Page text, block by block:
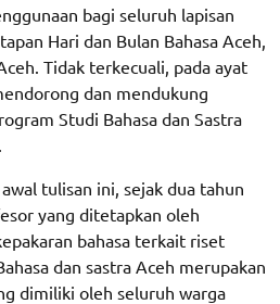
bagi seluruh lapisan
Hari dan Bulan Bahasa Aceh,
Tidak terkecuali, pada ayat
dan mendukung
Studi Bahasa dan Sastra
tulisan ini, sejak dua tahun
yang ditetapkan oleh
bahasa terkait riset
dan sastra Aceh merupakan
dimiliki oleh seluruh warga